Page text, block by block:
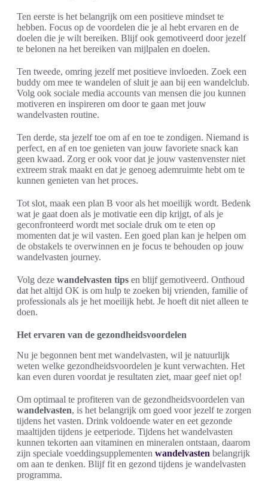
Ten eerste is het belangrijk om een positieve mindset te
hebben. Focus op de voordelen die je al hebt ervaren en de
doelen die je wilt bereiken. Blijf ook gemotiveerd door jezelf
te belonen na het bereiken van mijlpalen en doelen.
Ten tweede, omring jezelf met positieve invloeden. Zoek een
buddy om mee te wandelen of sluit je aan bij een wandelclub.
Volg ook sociale media accounts van mensen die jou kunnen
motiveren en inspireren om door te gaan met jouw
wandelvasten routine.
Ten derde, sta jezelf toe om af en toe te zondigen. Niemand is
perfect, en af en toe genieten van jouw favoriete snack kan
geen kwaad. Zorg er ook voor dat je jouw vastenvenster niet
extreem strak maakt en dat je genoeg ademruimte hebt om te
kunnen genieten van het proces.
Tot slot, maak een plan B voor als het moeilijk wordt. Bedenk
wat je gaat doen als je motivatie een dip krijgt, of als je
geconfronteerd wordt met sociale druk om te eten op
momenten dat je wil vasten. Een goed plan kan je helpen om
de obstakels te overwinnen en je focus te behouden op jouw
wandelvasten journey.
Volg deze wandelvasten tips en blijf gemotiveerd. Onthoud
dat het altijd OK is om hulp te zoeken bij vrienden, familie of
professionals als je het moeilijk hebt. Je hoeft dit niet alleen te
doen.
Het ervaren van de gezondheidsvoordelen
Nu je begonnen bent met wandelvasten, wil je natuurlijk
weten welke gezondheidsvoordelen je kunt verwachten. Het
kan even duren voordat je resultaten ziet, maar geef niet op!
Om optimaal te profiteren van de gezondheidsvoordelen van
wandelvasten, is het belangrijk om goed voor jezelf te zorgen
tijdens het vasten. Drink voldoende water en eet gezonde
maaltijden tijdens je eetperiode. Tijdens het wandelvasten
kunnen tekorten aan vitaminen en mineralen ontstaan, daarom
zijn speciale voeddingsupplementen wandelvasten belangrijk
om aan te denken. Blijf fit en gezond tijdens je wandelvasten
programma.